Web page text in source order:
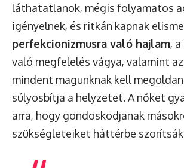
láthatatlanok, mégis folyamatos
igényelnek, és ritkán kapnak
perfekcionizmusra való hajlam,
való megfelelés vágya, valamint
mindent magunknak kell
súlyosbítja a helyzetet. A nőket
arra, hogy gondoskodjanak
szükségleteiket háttérbe